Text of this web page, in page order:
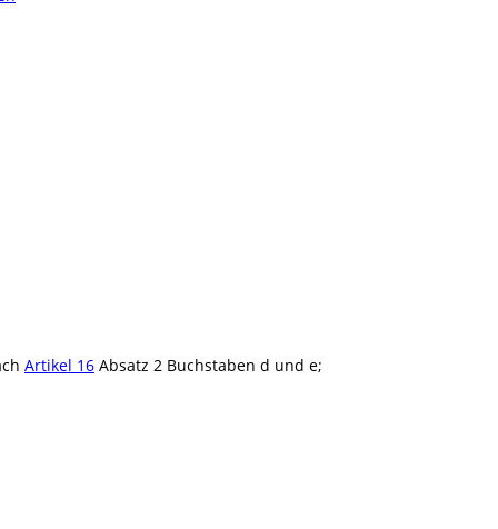
Artikel 16 Absatz 2 Buchstaben d und e;